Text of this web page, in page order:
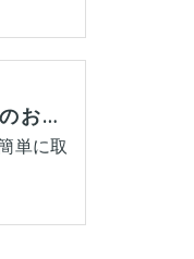
横浜の不動産売却･株式会社FORCUSのお客様の声
単に取